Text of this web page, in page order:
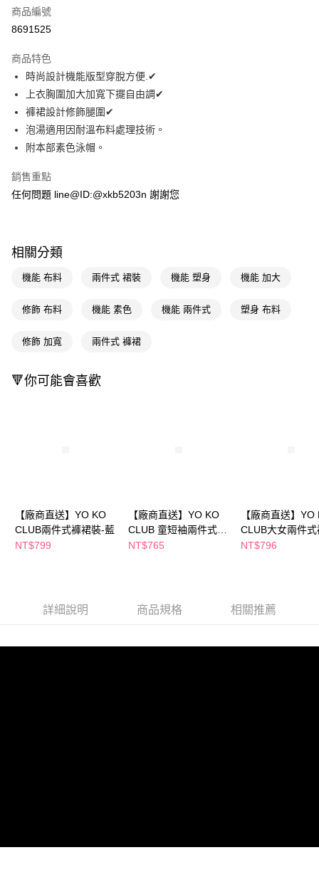
信用卡一次付款
Apple Pay
街口支付
悠遊付
Google Pay
AFTEE先享後付
相關說明
１．簡單：不需註冊會員、不需綁卡、不需儲值。
３．安心：先確認商品／服務後，再付款。
１．於結帳方式選擇「AFTEE先享後付」後，將跳轉至「AFTEE先享後付」
２．訂單成立數日內，您將收到繳費通知簡訊。
※ 請注意：結帳手續完成當下不需立刻繳費，但若您需要取消訂單，請聯絡
２．關於個人資料處理事宜，請瀏覽以下網址：
https://aftee.tw/terms/#terms3
３．未成年的使用者請事先徵得法定代理人或監護人之同意方可使用
請求用戶進行身份認證。
宅配(廠商直送🚚)
每筆NT$100，滿NT$590(含以上)免運費
商品編號
8691525
商品特色
時尚設計機能版型穿脫方便.✔
上衣胸圍加大加寬下擺自由調✔
褲裙設計修飾腿圍✔
泡湯適用因耐溫布料處理技術。
附本部素色泳帽。
銷售重點
任何問題 line@ID:@xkb5203n 謝謝您
相關分類
機能 布料 兩件式 裙裝 機能 塑身 機能 加大
修飾 布料 機能 素色 機能 兩件式 塑身 布料
修飾 加寬 兩件式 褲裙
🔻你可能會喜歡
【廠商直送】YO KO
CLUB兩件式褲裙裝-藍
NT$799
【廠商直送】YO KO
CLUB 童短袖兩件式裙
裝-花
NT$765
【廠商直送】YO
CLUB大女兩件式
NT$796
詳細說明 商品規格 相關推薦